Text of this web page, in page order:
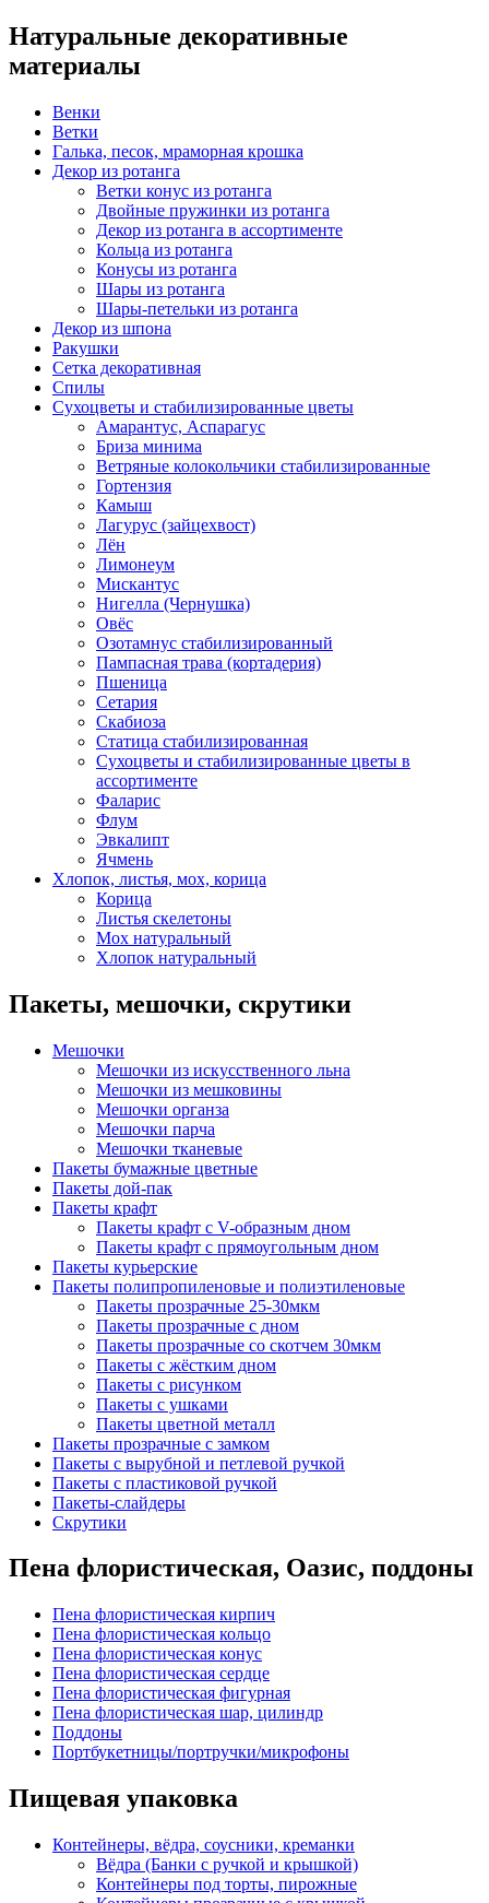
Натуральные декоративные
материалы
Венки
Ветки
Галька, песок, мраморная крошка
Декор из ротанга
Ветки конус из ротанга
Двойные пружинки из ротанга
Декор из ротанга в ассортименте
Кольца из ротанга
Конусы из ротанга
Шары из ротанга
Шары-петельки из ротанга
Декор из шпона
Ракушки
Сетка декоративная
Спилы
Сухоцветы и стабилизированные цветы
Амарантус, Аспарагус
Бриза минима
Ветряные колокольчики стабилизированные
Гортензия
Камыш
Лагурус (зайцехвост)
Лён
Лимонеум
Мискантус
Нигелла (Чернушка)
Овёс
Озотамнус стабилизированный
Пампасная трава (кортадерия)
Пшеница
Сетария
Скабиоза
Статица стабилизированная
Сухоцветы и стабилизированные цветы в
ассортименте
Фаларис
Флум
Эвкалипт
Ячмень
Хлопок, листья, мох, корица
Корица
Листья скелетоны
Мох натуральный
Хлопок натуральный
Пакеты, мешочки, скрутики
Мешочки
Мешочки из искусственного льна
Мешочки из мешковины
Мешочки органза
Мешочки парча
Мешочки тканевые
Пакеты бумажные цветные
Пакеты дой-пак
Пакеты крафт
Пакеты крафт с V-образным дном
Пакеты крафт с прямоугольным дном
Пакеты курьерские
Пакеты полипропиленовые и полиэтиленовые
Пакеты прозрачные 25-30мкм
Пакеты прозрачные с дном
Пакеты прозрачные со скотчем 30мкм
Пакеты с жёстким дном
Пакеты с рисунком
Пакеты с ушками
Пакеты цветной металл
Пакеты прозрачные с замком
Пакеты с вырубной и петлевой ручкой
Пакеты с пластиковой ручкой
Пакеты-слайдеры
Скрутики
Пена флористическая, Оазис, поддоны
Пена флористическая кирпич
Пена флористическая кольцо
Пена флористическая конус
Пена флористическая сердце
Пена флористическая фигурная
Пена флористическая шар, цилиндр
Поддоны
Портбукетницы/портручки/микрофоны
Пищевая упаковка
Контейнеры, вёдра, соусники, креманки
Вёдра (Банки с ручкой и крышкой)
Контейнеры под торты, пирожные